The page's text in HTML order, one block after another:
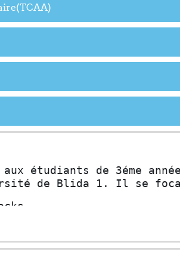
aux étudiants de 3éme
de Blida 1. Il se